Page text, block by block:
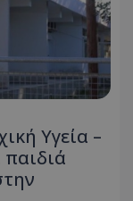
Υγεία –
παιδιά